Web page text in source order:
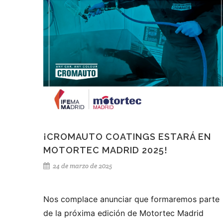
coste adicional.
Detalles de la promoción:
Incluye: 2 unidades de barniz UHS + 2 unidades de
catalizador
Catalizadores: CRH 40 / 41 / 43 / 45 EXPRESS
hasta fin de existencias.
¡CROMAUTO COATINGS ESTARÁ EN
MOTORTEC MADRID 2025!
24 de marzo de 2025
Nos complace anunciar que formaremos parte
de la próxima edición de Motortec Madrid